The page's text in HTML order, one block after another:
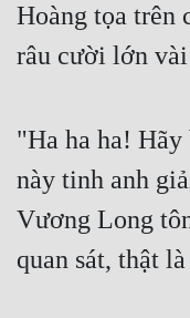
Cạnh Kỹ
Cổ Tiên Hiệp
Du Hí
Dã Sử
Dị Giới
Dị Năng
Hoàng tọa trên
râu cười lớn
"Ha ha ha!
này tinh anh
Vương Long
quan sát, thật